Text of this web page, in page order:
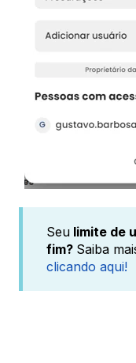
Seu limite de
fim? Saiba
clicando aqui!